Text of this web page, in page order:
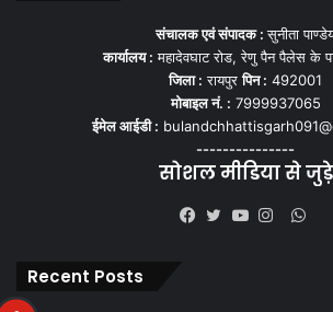
संचालक एवं संपादक :सुनीता
कार्यालय : महादेवघाट रोड, रेणु पैन पैलेस के
जिला : रायपुरपिन : 492001
मोबाइल नं. : 7999937065
ईमेल आईडी :
---------------
सोशल मीडिया से जुड़े
Recent Posts